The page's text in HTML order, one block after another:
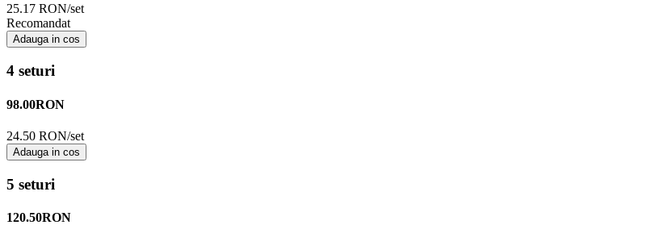
25.17 RON/set
Recomandat
Adauga in cos
4 seturi
98.00RON
24.50 RON/set
Adauga in cos
5 seturi
120.50RON